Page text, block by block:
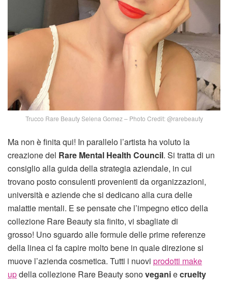
Trucco Rare Beauty Selena Gomez – Photo Credit: @rarebeauty
Ma non è finita qui! In parallelo l’artista ha voluto la
creazione del Rare Mental Health Council. Si tratta di un
consiglio alla guida della strategia aziendale, in cui
trovano posto consulenti provenienti da organizzazioni,
università e aziende che si dedicano alla cura delle
malattie mentali. E se pensate che l’impegno etico della
collezione Rare Beauty sia finito, vi sbagliate di
grosso! Uno sguardo alle formule delle prime referenze
della linea ci fa capire molto bene in quale direzione si
muove l’azienda cosmetica. Tutti i nuovi prodotti make
updella collezione Rare Beauty sonoveganiecruelty